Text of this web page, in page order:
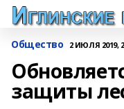
Общество 2 ИЮЛЯ 2019,
защиты